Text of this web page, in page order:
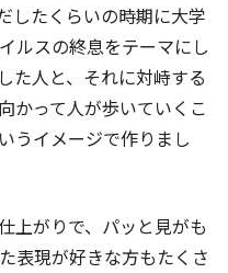
したくらいの時期に大学
ルスの終息をテーマにし
た人と、それに対峙する
かって人が歩いていくこ
うイメージで作りまし
上がりで、パッと見がも
表現が好きな方もたくさ